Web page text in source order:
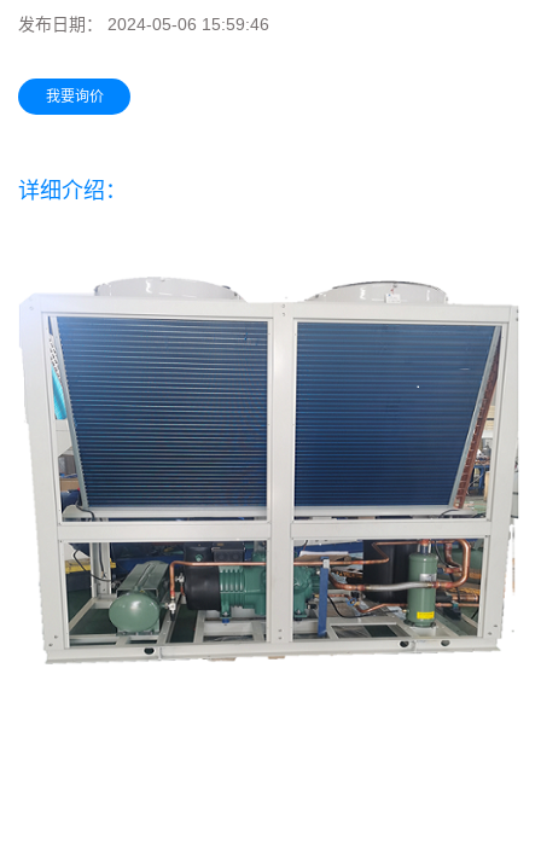
发布日期：
2024-05-06 15:59:46
我要询价
详细介绍：